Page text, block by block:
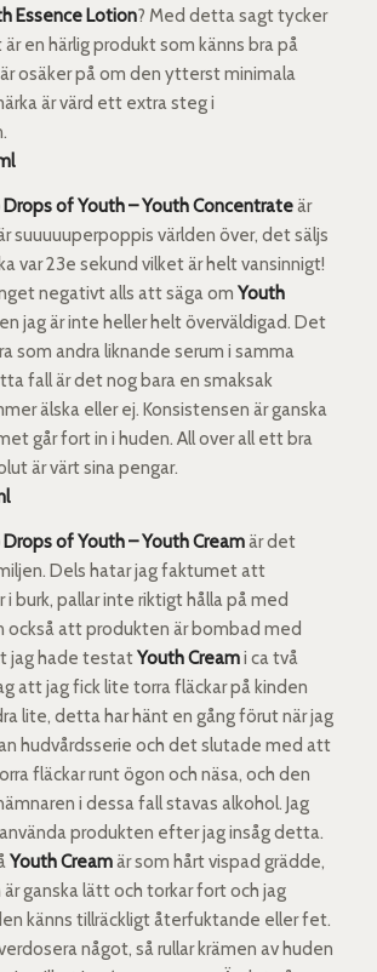
Essence Lotion? Med detta sagt tycker
en härlig produkt som känns bra på
osäker på om den ytterst minimala
är värd ett extra steg i
of Youth – Youth Concentrateär
suuuuuperpoppis världen över, det säljs
var 23e sekund vilket är helt vansinnigt!
negativt alls att säga om Youth
jag är inte heller helt överväldigad. Det
som andra liknande serum i samma
fall är det nog bara en smaksak
älska eller ej. Konsistensen är ganska
går fort in i huden. All over all ett bra
är värt sina pengar.
of Youth – Youth Creamär det
Dels hatar jag faktumet att
burk, pallar inte riktigt hålla på med
också att produkten är bombad med
jag hade testatYouth Creami ca två
att jag fick lite torra fläckar på kinden
lite, detta har hänt en gång förut när jag
hudvårdsserie och det slutade med att
fläckar runt ögon och näsa, och den
i dessa fall stavas alkohol. Jag
produkten efter jag insåg detta.
Youth Creamär som hårt vispad grädde,
ganska lätt och torkar fort och jag
känns tillräckligt återfuktande eller fet.
något, så rullar krämen av huden